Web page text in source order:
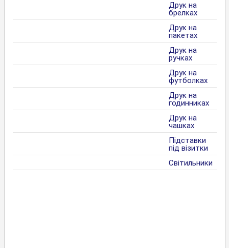
Друк на
брелках
Друк на
пакетах
Друк на
ручках
Друк на
футболках
Друк на
годинниках
Друк на
чашках
Підставки
під візитки
Світильники